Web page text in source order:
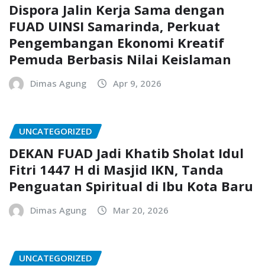
Dispora Jalin Kerja Sama dengan
FUAD UINSI Samarinda, Perkuat
Pengembangan Ekonomi Kreatif
Pemuda Berbasis Nilai Keislaman
Dimas Agung Apr 9, 2026
UNCATEGORIZED
DEKAN FUAD Jadi Khatib Sholat Idul
Fitri 1447 H di Masjid IKN, Tanda
Penguatan Spiritual di Ibu Kota Baru
Dimas Agung Mar 20, 2026
UNCATEGORIZED